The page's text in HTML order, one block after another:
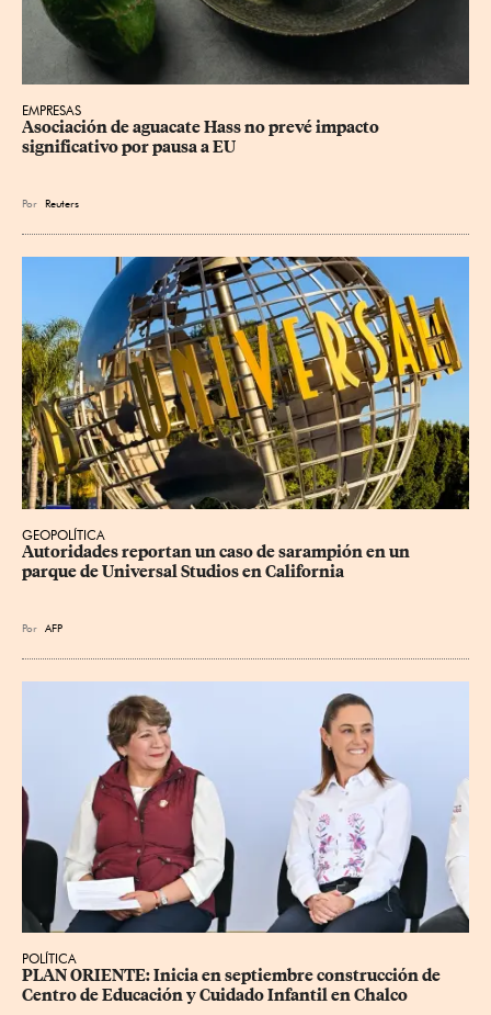
EMPRESAS
Asociación de aguacate Hass no prevé impacto
significativo por pausa a EU
Por Reuters
GEOPOLÍTICA
Autoridades reportan un caso de sarampión en un
parque de Universal Studios en California
Por AFP
POLÍTICA
PLAN ORIENTE: Inicia en septiembre construcción de
Centro de Educación y Cuidado Infantil en Chalco